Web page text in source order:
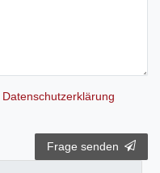
Daten­schutz­erklärung
Frage senden